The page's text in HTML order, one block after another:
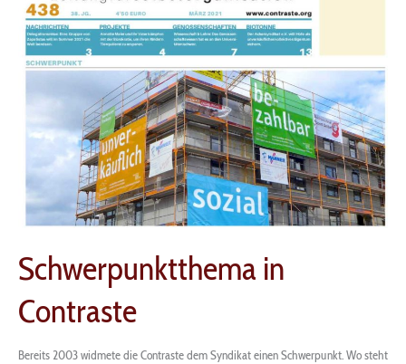
Schwerpunktthema in
Contraste
Bereits 2003 widmete die Contraste dem Syndikat einen Schwerpunkt. Wo steht